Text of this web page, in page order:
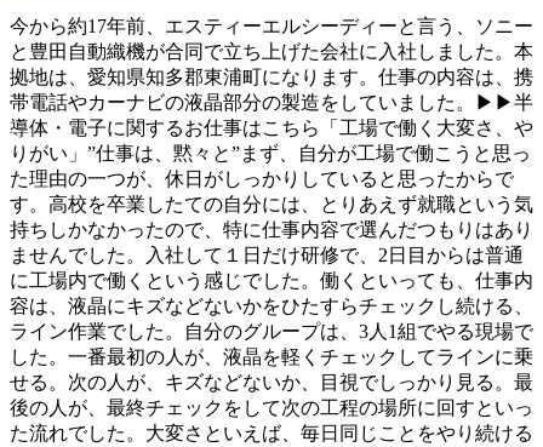
今から約17年前、エスティーエルシーディーと言う、ソニー
と豊田自動織機が合同で立ち上げた会社に入社しました。本
拠地は、愛知県知多郡東浦町になります。仕事の内容は、携
帯電話やカーナビの液晶部分の製造をしていました。▶▶半
導体・電子に関するお仕事はこちら「工場で働く大変さ、や
りがい」”仕事は、黙々と”まず、自分が工場で働こうと思っ
た理由の一つが、休日がしっかりしていると思ったからで
す。高校を卒業したての自分には、とりあえず就職という気
持ちしかなかったので、特に仕事内容で選んだつもりはあり
ませんでした。入社して１日だけ研修で、2日目からは普通
に工場内で働くという感じでした。働くといっても、仕事内
容は、液晶にキズなどないかをひたすらチェックし続ける、
ライン作業でした。自分のグループは、3人1組でやる現場で
した。一番最初の人が、液晶を軽くチェックしてラインに乗
せる。次の人が、キズなどないか、目視でしっかり見る。最
後の人が、最終チェックをして次の工程の場所に回すといっ
た流れでした。大変さといえば、毎日同じことをやり続ける